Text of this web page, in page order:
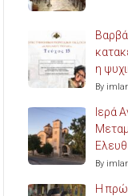
η
By
Ιερά
By
Η